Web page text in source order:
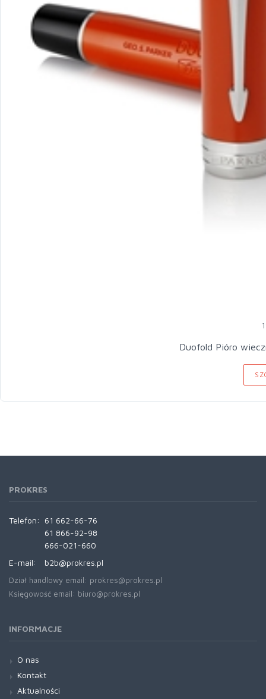
Duofold Pióro
PROKRES
Telefon:
61 662-66-76
61 866-92-98
666-021-660
E-mail:
b2b@prokres.pl
Dział handlowy email: prokres@prokres.pl
Księgowość email: biuro@prokres.pl
INFORMACJE
O nas
Kontakt
Aktualności